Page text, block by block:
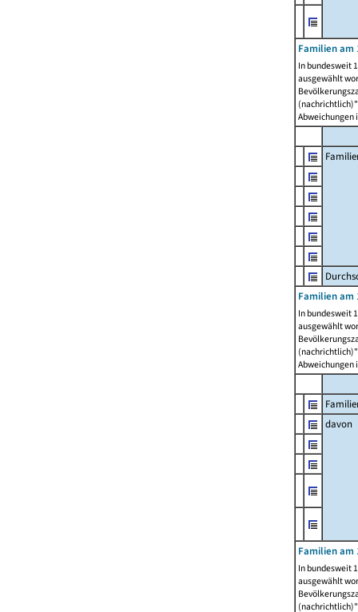
Familien am
In bundesweit
ausgewählt
Abweichungen
Familien am
In bundesweit
ausgewählt
Abweichungen
davon
Familien am
In bundesweit
ausgewählt